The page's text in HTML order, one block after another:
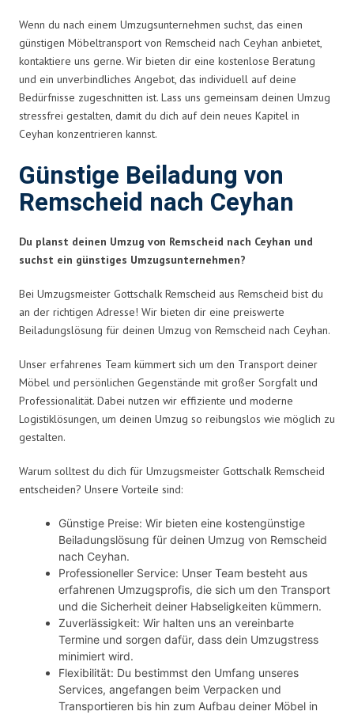
Wenn du nach einem Umzugsunternehmen suchst, das einen
günstigen Möbeltransport von Remscheid nach Ceyhan anbietet,
kontaktiere uns gerne. Wir bieten dir eine kostenlose Beratung
und ein unverbindliches Angebot, das individuell auf deine
Bedürfnisse zugeschnitten ist. Lass uns gemeinsam deinen Umzug
stressfrei gestalten, damit du dich auf dein neues Kapitel in
Ceyhan konzentrieren kannst.
Günstige Beiladung von
Remscheid nach Ceyhan
Du planst deinen Umzug von Remscheid nach Ceyhan und
suchst ein günstiges Umzugsunternehmen?
Bei Umzugsmeister Gottschalk Remscheid aus Remscheid bist du
an der richtigen Adresse! Wir bieten dir eine preiswerte
Beiladungslösung für deinen Umzug von Remscheid nach Ceyhan.
Unser erfahrenes Team kümmert sich um den Transport deiner
Möbel und persönlichen Gegenstände mit großer Sorgfalt und
Professionalität. Dabei nutzen wir effiziente und moderne
Logistiklösungen, um deinen Umzug so reibungslos wie möglich zu
gestalten.
Warum solltest du dich für Umzugsmeister Gottschalk Remscheid
entscheiden? Unsere Vorteile sind:
Günstige Preise: Wir bieten eine kostengünstige
Beiladungslösung für deinen Umzug von Remscheid
nach Ceyhan.
Professioneller Service: Unser Team besteht aus
erfahrenen Umzugsprofis, die sich um den Transport
und die Sicherheit deiner Habseligkeiten kümmern.
Zuverlässigkeit: Wir halten uns an vereinbarte
Termine und sorgen dafür, dass dein Umzugstress
minimiert wird.
Flexibilität: Du bestimmst den Umfang unseres
Services, angefangen beim Verpacken und
Transportieren bis hin zum Aufbau deiner Möbel in